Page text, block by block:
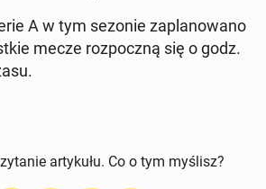
A w tym sezonie za­planowano
mecze rozpoczną się o godz.
artykułu. Co o tym myślisz?